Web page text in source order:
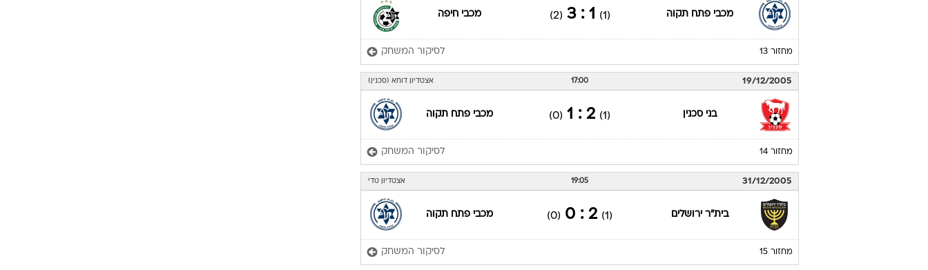
מכבי פתח תקוה (1)
1 : 3
(2) מכבי חיפה
מחזור 13 לסיקור המשחק
19/12/2005
17:00 אצטדיון דוחא (סכנין)
בני סכנין (1)
2 : 1
(0) מכבי פתח תקוה
מחזור 14 לסיקור המשחק
31/12/2005
19:05 אצטדיון טדי
בית"ר ירושלים (1)
2 : 0
(0) מכבי פתח תקוה
מחזור 15 לסיקור המשחק